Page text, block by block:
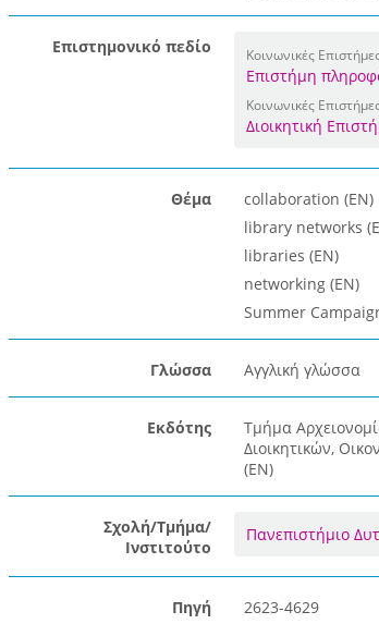
Επιστημονικό πεδίο Κοινωνικές
Επιστήμη
Κοινωνικές
Διοικητική
Θέμα
collaboration (EN)
library networks
libraries (EN)
networking (EN)
Summer
Γλώσσα Αγγλική γλώσσα
Εκδότης
Τμήμα
Διοικητικών,
(EN)
Σχολή/Τμήμα/
Ινστιτούτο
Πανεπιστήμιο
Πηγή
2623-4629